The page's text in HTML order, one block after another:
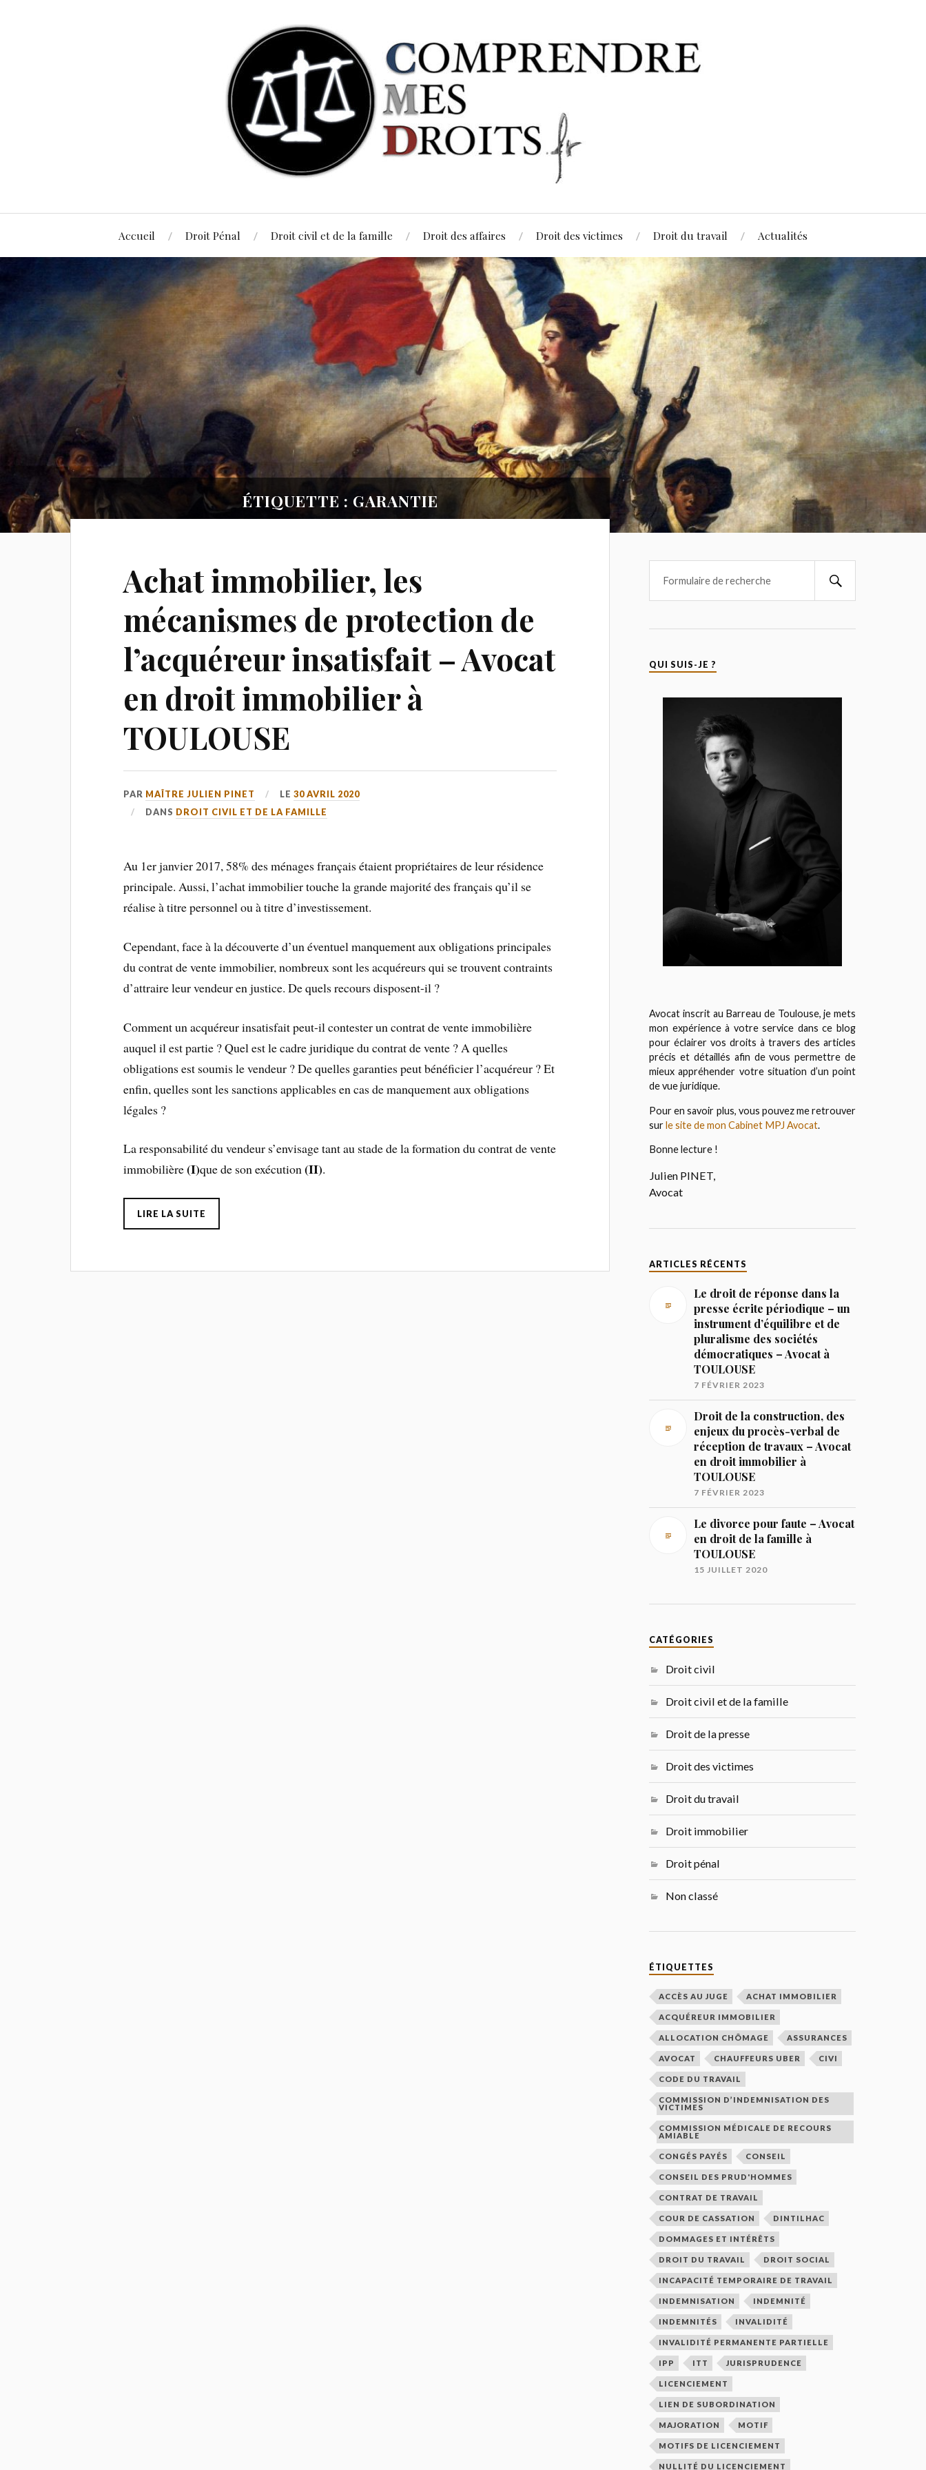
Accueil Droit Pénal Droit civil et de la famille Droit des affaires Droit des victimes Droit du travail Actualités
ÉTIQUETTE : GARANTIE
Achat immobilier, les
mécanismes de protection de
l’acquéreur insatisfait – Avocat
en droit immobilier à
TOULOUSE
PAR MAÎTRE JULIEN PINET LE30 AVRIL 2020
DANS DROIT CIVIL ET DE LA FAMILLE
Au 1er janvier 2017, 58% des ménages français étaient propriétaires de leur résidence
principale. Aussi, l’achat immobilier touche la grande majorité des français qu’il se
réalise à titre personnel ou à titre d’investissement.
Cependant, face à la découverte d’un éventuel manquement aux obligations principales
du contrat de vente immobilier, nombreux sont les acquéreurs qui se trouvent contraints
d’attraire leur vendeur en justice. De quels recours disposent-il ?
Comment un acquéreur insatisfait peut-il contester un contrat de vente immobilière
auquel il est partie ? Quel est le cadre juridique du contrat de vente ? A quelles
obligations est soumis le vendeur ? De quelles garanties peut bénéficier l’acquéreur ? Et
enfin, quelles sont les sanctions applicables en cas de manquement aux obligations
légales ?
La responsabilité du vendeur s’envisage tant au stade de la formation du contrat de vente
immobilière(I)que de son exécution(II).
LIRE LA SUITE
QUI SUIS-JE ?
Avocat inscrit au Barreau de Toulouse, je mets
mon expérience à votre service dans ce blog
pour éclairer vos droits à travers des articles
précis et détaillés afin de vous permettre de
mieux appréhender votre situation d’un point
de vue juridique.
Pour en savoir plus, vous pouvez me retrouver
surle site de mon Cabinet MPJ Avocat.
Bonne lecture !
Julien PINET,
Avocat
ARTICLES RÉCENTS
Le droit de réponse dans la
presse écrite périodique – un
instrument d’équilibre et de
pluralisme des sociétés
démocratiques – Avocat à
TOULOUSE
7 FÉVRIER 2023
Droit de la construction, des
enjeux du procès-verbal de
réception de travaux – Avocat
en droit immobilier à
TOULOUSE
7 FÉVRIER 2023
Le divorce pour faute – Avocat
en droit de la famille à
TOULOUSE
15 JUILLET 2020
CATÉGORIES
Droit civil
Droit civil et de la famille
Droit de la presse
Droit des victimes
Droit du travail
Droit immobilier
Droit pénal
Non classé
ÉTIQUETTES
ACCÈS AU JUGE ACHAT IMMOBILIER
ACQUÉREUR IMMOBILIER
ALLOCATION CHÔMAGE ASSURANCES
AVOCAT CHAUFFEURS UBER CIVI
CODE DU TRAVAIL
COMMISSION D’INDEMNISATION DES
VICTIMES
COMMISSION MÉDICALE DE RECOURS
AMIABLE
CONGÉS PAYÉS CONSEIL
CONSEIL DES PRUD'HOMMES
CONTRAT DE TRAVAIL
COUR DE CASSATION DINTILHAC
DOMMAGES ET INTÉRÊTS
DROIT DU TRAVAIL DROIT SOCIAL
INCAPACITÉ TEMPORAIRE DE TRAVAIL
INDEMNISATION INDEMNITÉ
INDEMNITÉS INVALIDITÉ
INVALIDITÉ PERMANENTE PARTIELLE
IPP ITT JURISPRUDENCE
LICENCIEMENT
LIEN DE SUBORDINATION
MAJORATION MOTIF
MOTIFS DE LICENCIEMENT
NULLITÉ DU LICENCIEMENT